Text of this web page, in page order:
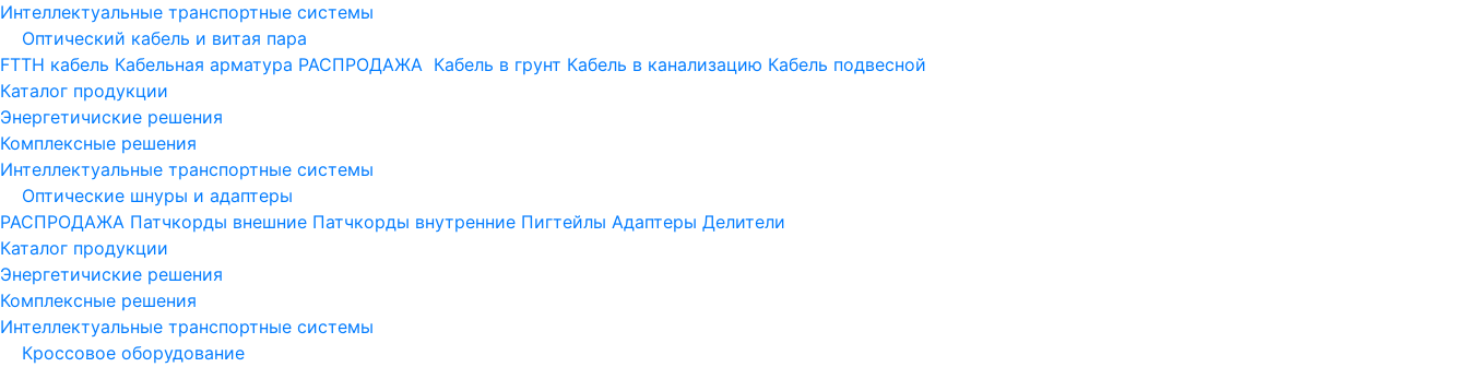
Интеллектуальные транспортные системы
Оптический кабель и витая пара
FTTH кабель Кабельная арматура РАСПРОДАЖА Кабель в грунт Кабель в канализацию Кабель подвесной
Каталог продукции
Энергетичиские решения
Комплексные решения
Интеллектуальные транспортные системы
Оптические шнуры и адаптеры
РАСПРОДАЖА Патчкорды внешние Патчкорды внутренние Пигтейлы Адаптеры Делители
Каталог продукции
Энергетичиские решения
Комплексные решения
Интеллектуальные транспортные системы
Кроссовое оборудование